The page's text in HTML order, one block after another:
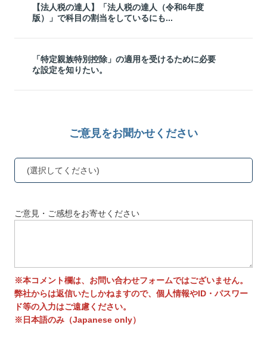
【法人税の達人】「法人税の達人（令和6年度
版）」で科目の割当をしているにも...
「特定親族特別控除」の適用を受けるために必要
な設定を知りたい。
ご意見をお聞かせください
(選択してください)
ご意見・ご感想をお寄せください
※本コメント欄は、お問い合わせフォームではございません。
弊社からは返信いたしかねますので、個人情報やID・パスワー
ド等の入力はご遠慮ください。
※日本語のみ（Japanese only）